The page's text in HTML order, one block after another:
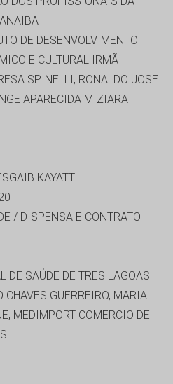
DE DESENVOLVIMENTO
E CULTURAL IRMÃ
SPINELLI, RONALDO JOSE
APARECIDA MIZIARA
KAYATT
/ DISPENSA E CONTRATO
DE SAÚDE DE TRES LAGOAS
CHAVES GUERREIRO, MARIA
MEDIMPORT COMERCIO DE